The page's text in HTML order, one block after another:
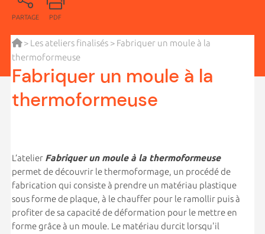
PARTAGE PDF
> Les ateliers finalisés> Fabriquer un moule à la
thermoformeuse
Fabriquer un moule à la
thermoformeuse
L’atelier Fabriquer un moule à la thermoformeuse
permet de découvrir le thermoformage, un procédé de
fabrication qui consiste à prendre un matériau plastique
sous forme de plaque, à le chauffer pour le ramollir puis à
profiter de sa capacité de déformation pour le mettre en
forme grâce à un moule. Le matériau durcit lorsqu'il